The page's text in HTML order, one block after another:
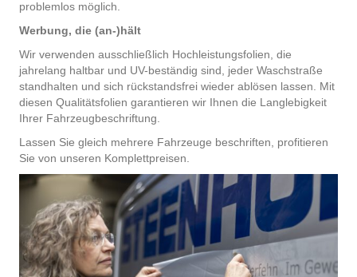
problemlos möglich.
Werbung, die (an-)hält
Wir verwenden ausschließlich Hochleistungsfolien, die
jahrelang haltbar und UV-beständig sind, jeder Waschstraße
standhalten und sich rückstandsfrei wieder ablösen lassen. Mit
diesen Qualitätsfolien garantieren wir Ihnen die Langlebigkeit
Ihrer Fahrzeugbeschriftung.
Lassen Sie gleich mehrere Fahrzeuge beschriften, profitieren
Sie von unseren Komplettpreisen.